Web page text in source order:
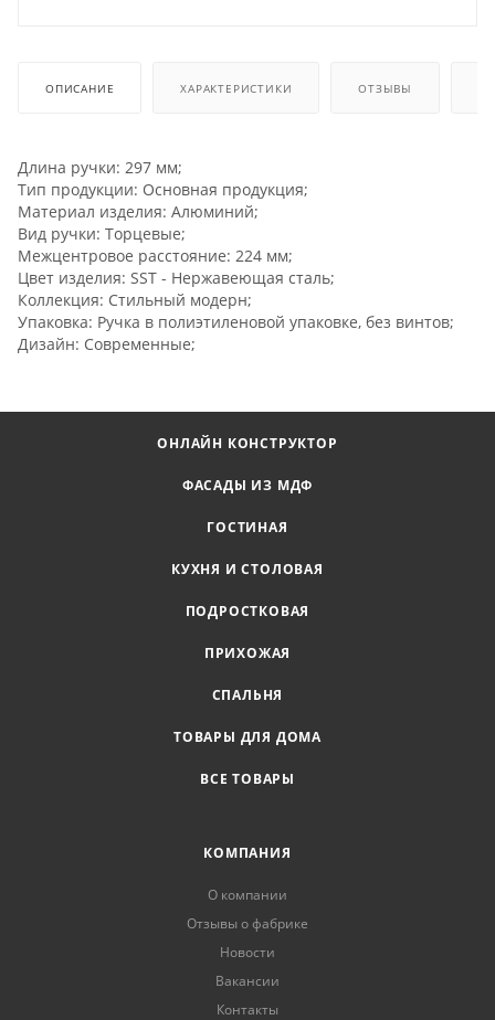
ОПИСАНИЕ ХАРАКТЕРИСТИКИ ОТЗЫВЫ
Длина ручки: 297 мм;
Тип продукции: Основная продукция;
Материал изделия: Алюминий;
Вид ручки: Торцевые;
Межцентровое расстояние: 224 мм;
Цвет изделия: SST - Нержавеющая сталь;
Коллекция: Стильный модерн;
Упаковка: Ручка в полиэтиленовой упаковке, без винтов;
Дизайн: Современные;
ОНЛАЙН КОНСТРУКТОР
ФАСАДЫ ИЗ МДФ
ГОСТИНАЯ
КУХНЯ И СТОЛОВАЯ
ПОДРОСТКОВАЯ
ПРИХОЖАЯ
СПАЛЬНЯ
ТОВАРЫ ДЛЯ ДОМА
ВСЕ ТОВАРЫ
КОМПАНИЯ
О компании
Отзывы о фабрике
Новости
Вакансии
Контакты